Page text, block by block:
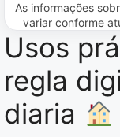
As informações
variar conforme
Usos
regla
diaria